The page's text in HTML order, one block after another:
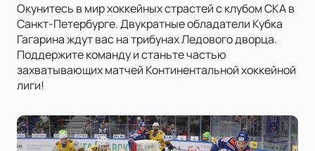
Окунитесь в мир хоккейных страстей с клубом СКА в
Санкт-Петербурге. Двукратные обладатели Кубка
Гагарина ждут вас на трибунах Ледового дворца.
Поддержите команду и станьте частью
захватывающих матчей Континентальной хоккейной
лиги!